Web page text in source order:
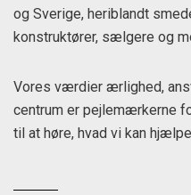
og Sverige, heriblandt
konstruktører, sælgere og
Vores værdier ærlighed,
centrum er pejlemærkerne
til at høre, hvad vi kan